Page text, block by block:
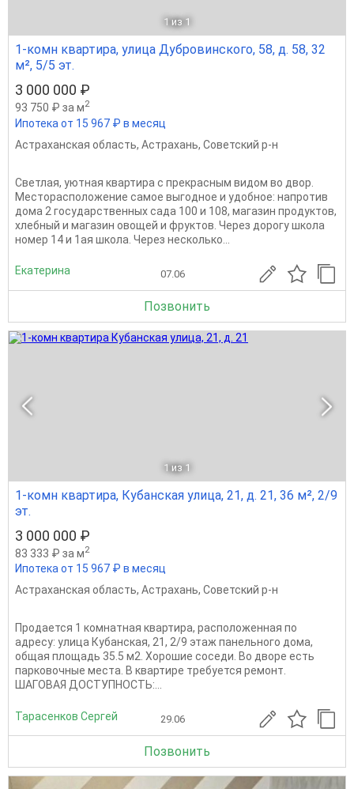
1 из 1
1-комн квартира, улица Дубровинского, 58, д. 58, 32
м², 5/5 эт.
3 000 000 ₽
93 750 ₽ за м2
Ипотека от 15 967 ₽ в месяц
Астраханская область, Астрахань, Советский р-н
Светлая, уютная квартира с прекрасным видом во двор.
Месторасположение самое выгодное и удобное: напротив
дома 2 государственных сада 100 и 108, магазин продуктов,
хлебный и магазин овощей и фруктов. Через дорогу школа
номер 14 и 1ая школа. Через несколько...
Екатерина 07.06
Позвонить
1 из 1
1-комн квартира, Кубанская улица, 21, д. 21, 36 м², 2/9
эт.
3 000 000 ₽
83 333 ₽ за м2
Ипотека от 15 967 ₽ в месяц
Астраханская область, Астрахань, Советский р-н
Продается 1 комнатная квартира, расположенная по
адресу: улица Кубанская, 21, 2/9 этаж панельного дома,
общая площадь 35.5 м2. Хорошие соседи. Во дворе есть
парковочные места. В квартире требуется ремонт.
ШАГОВАЯ ДОСТУПНОСТЬ:...
Тарасенков Сергей 29.06
Позвонить